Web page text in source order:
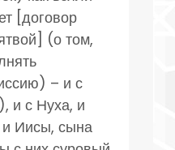
[договор
(о том,
– и с
и с Нуха, и
Иисы, сына